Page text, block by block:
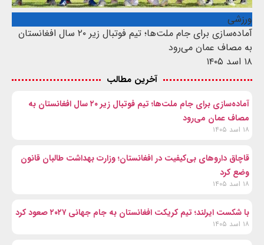
ورزشی
آماده‌سازی برای جام ملت‌ها؛ تیم فوتبال زیر ۲۰ سال افغانستان
به مصاف عمان می‌رود
۱۸ اسد ۱۴۰۵
آخرین مطالب
آماده‌سازی برای جام ملت‌ها؛ تیم فوتبال زیر ۲۰ سال افغانستان به
مصاف عمان می‌رود
۱۸ اسد ۱۴۰۵
قاچاق داروهای بی‌کیفیت در افغانستان؛ وزارت بهداشت طالبان قانون
وضع کرد
۱۸ اسد ۱۴۰۵
با شکست ایرلند؛ تیم کریکت افغانستان به جام جهانی ۲۰۲۷ صعود کرد
۱۸ اسد ۱۴۰۵